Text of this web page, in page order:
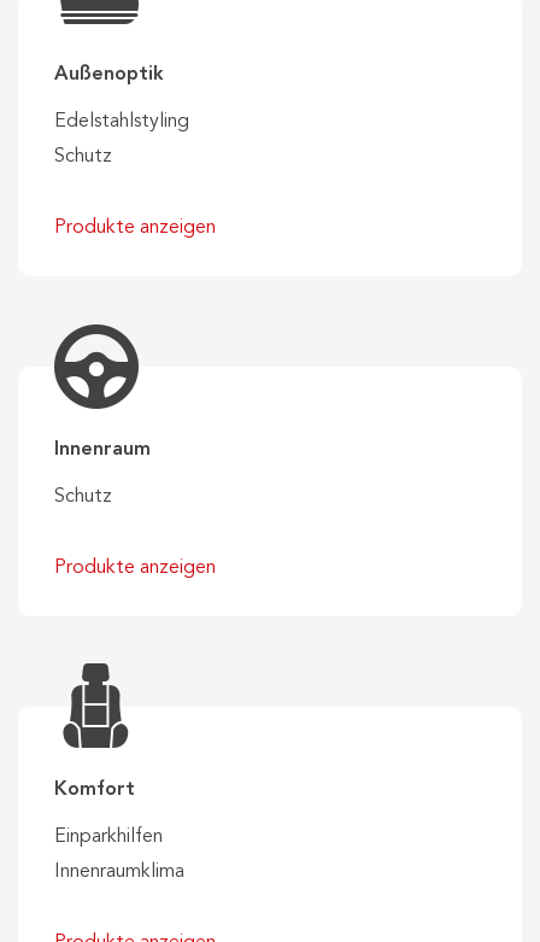
Außenoptik
Edelstahlstyling
Schutz
Produkte anzeigen
Innenraum
Schutz
Produkte anzeigen
Komfort
Einparkhilfen
Innenraumklima